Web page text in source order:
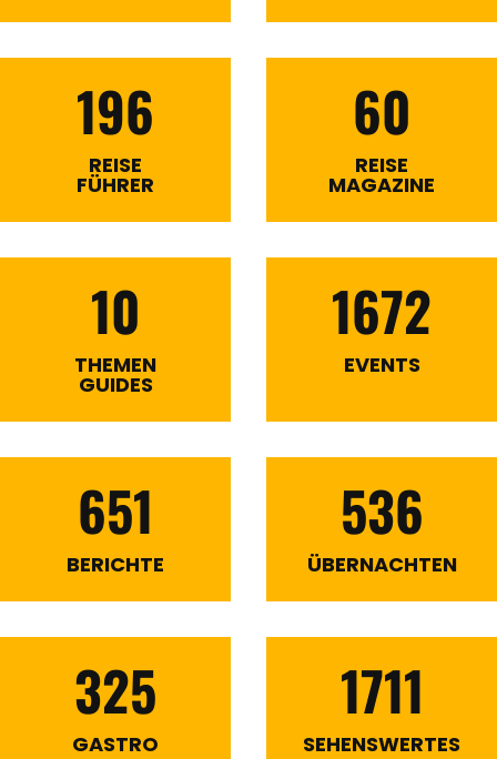
196
REISE
FÜHRER
60
REISE
MAGAZINE
10
THEMEN
GUIDES
1672
EVENTS
651
BERICHTE
536
ÜBERNACHTEN
325
GASTRO
1711
SEHENSWERTES